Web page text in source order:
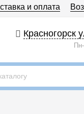
и оплата
Красногорск